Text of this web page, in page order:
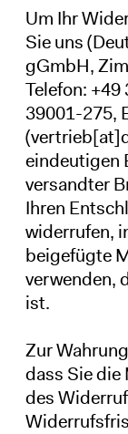
Um Ihr
Sie uns
gGmbH,
Telefon: +49
39001-275,
eindeutigen
versandter
Ihren
widerrufen,
beigefügte
verwenden,
ist.
Zur
dass Sie
des